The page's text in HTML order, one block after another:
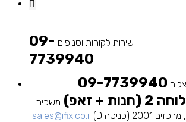
שירות לקוחות וסניפים 09-
7739940
09-7739940
(חנות + זאפ)
משכית
sales@ifix.co.il